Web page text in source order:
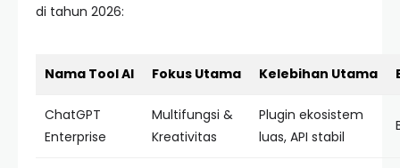
di tahun 2026:
Nama Tool AI Fokus Utama Kelebihan Utama
ChatGPT
Enterprise
Multifungsi &
Kreativitas
Plugin ekosistem
luas, API stabil